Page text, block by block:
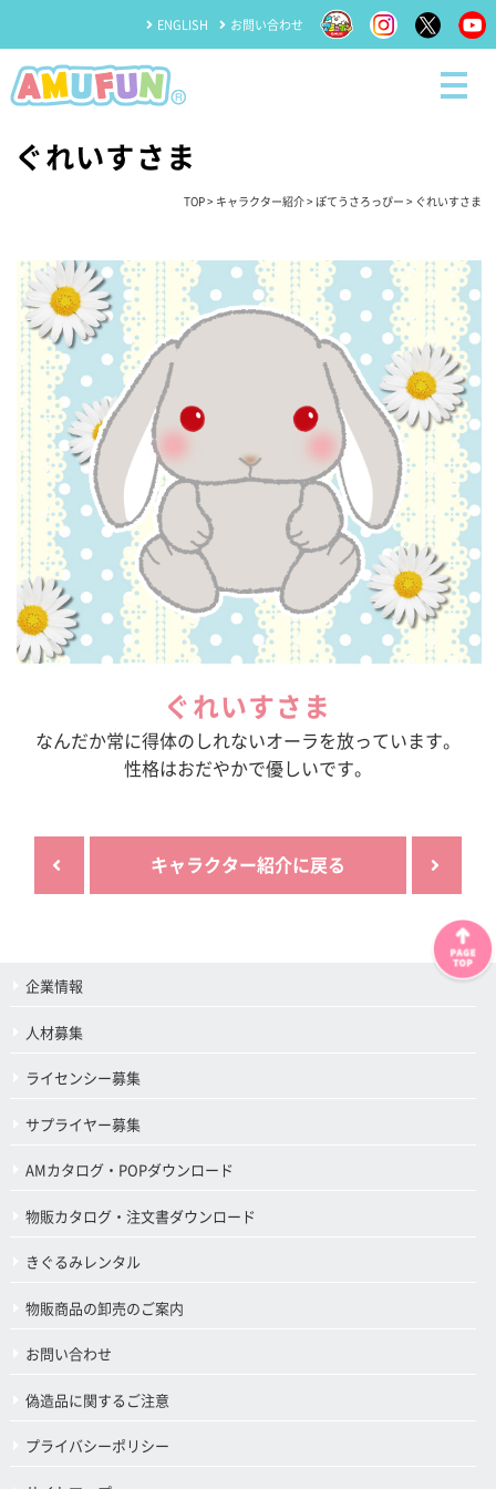
ENGLISH お問い合わせ
ぐれいすさま
TOP> キャラクター紹介> ぽてうさろっぴー > ぐれいすさま
ぐれいすさま
なんだか常に得体のしれないオーラを放っています。
性格はおだやかで優しいです。
キャラクター紹介に戻る
企業情報
人材募集
ライセンシー募集
サプライヤー募集
AMカタログ・POPダウンロード
物販カタログ・注文書ダウンロード
きぐるみレンタル
物販商品の卸売のご案内
お問い合わせ
偽造品に関するご注意
プライバシーポリシー